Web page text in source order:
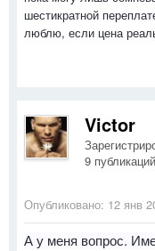
шестикратной
люблю, если цена
Victor
9 публикаций
Опубликовано: 12 янв
А у меня вопрос.